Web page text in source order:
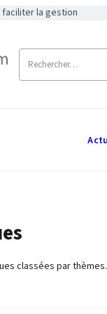
faciliter la gestion
classées par thèmes.